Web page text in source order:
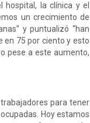
hospital, la clínica y el
un crecimiento de
y puntualizó “han
en 75 por ciento y esto
pese a este aumento,
para tener
Hoy estamos